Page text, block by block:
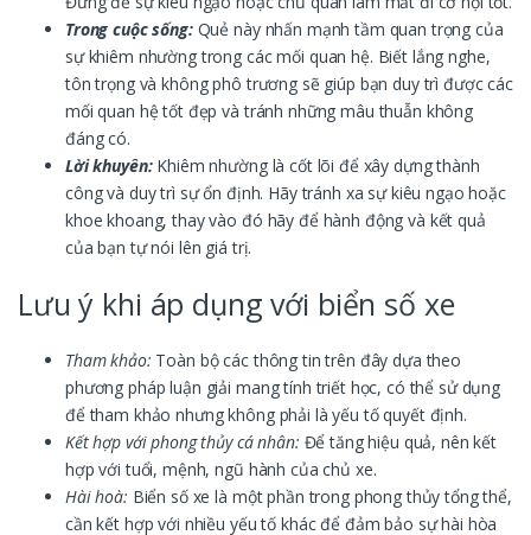
Trong cuộc sống:Quẻ này nhấn mạnh tầm quan trọng của
sự khiêm nhường trong các mối quan hệ. Biết lắng nghe,
tôn trọng và không phô trương sẽ giúp bạn duy trì được các
mối quan hệ tốt đẹp và tránh những mâu thuẫn không
đáng có.
Lời khuyên:Khiêm nhường là cốt lõi để xây dựng thành
công và duy trì sự ổn định. Hãy tránh xa sự kiêu ngạo hoặc
khoe khoang, thay vào đó hãy để hành động và kết quả
của bạn tự nói lên giá trị.
Lưu ý khi áp dụng với biển số xe
Tham khảo: Toàn bộ các thông tin trên đây dựa theo
phương pháp luận giải mang tính triết học, có thể sử dụng
để tham khảo nhưng không phải là yếu tố quyết định.
Kết hợp với phong thủy cá nhân: Để tăng hiệu quả, nên kết
hợp với tuổi, mệnh, ngũ hành của chủ xe.
Hài hoà: Biển số xe là một phần trong phong thủy tổng thể,
cần kết hợp với nhiều yếu tố khác để đảm bảo sự hài hòa